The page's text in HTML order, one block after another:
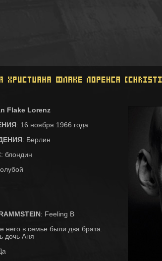
Flake Lorenz
: 16 ноября 1966 года
: Берлин
: блондин
: Feeling B
него в семье были два брата.
дочь Аня